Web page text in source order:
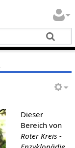
Dieser
Bereich von
Roter Kreis -